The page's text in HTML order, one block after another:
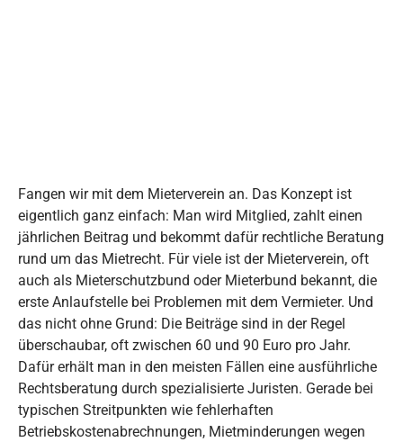
Fangen wir mit dem Mieterverein an. Das Konzept ist
eigentlich ganz einfach: Man wird Mitglied, zahlt einen
jährlichen Beitrag und bekommt dafür rechtliche Beratung
rund um das Mietrecht. Für viele ist der Mieterverein, oft
auch als Mieterschutzbund oder Mieterbund bekannt, die
erste Anlaufstelle bei Problemen mit dem Vermieter. Und
das nicht ohne Grund: Die Beiträge sind in der Regel
überschaubar, oft zwischen 60 und 90 Euro pro Jahr.
Dafür erhält man in den meisten Fällen eine ausführliche
Rechtsberatung durch spezialisierte Juristen. Gerade bei
typischen Streitpunkten wie fehlerhaften
Betriebskostenabrechnungen, Mietminderungen wegen